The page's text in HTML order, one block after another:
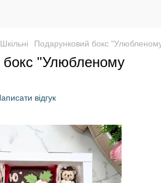
Шкільні Подарунковий бокс
бокс "Улюбленому
відгук